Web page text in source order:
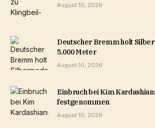
August 10, 2026
Deutscher Bremm holt
5.000 Meter
August 10, 2026
Einbruch bei Kim
festgenommen
August 10, 2026